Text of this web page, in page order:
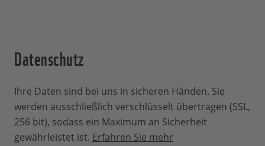
endet?
Sollte eine Patenschaft und unsere damit
verbundene Arbeit vor Ort erfolgreich
abgeschlossen werden, informieren wir
Sie darüber selbstverständlich.
Datenschutz
Ihre Daten sind bei uns in sicheren Händen. Sie
werden ausschließlich verschlüsselt übertragen (SSL,
256 bit), sodass ein Maximum an Sicherheit
gewährleistet ist. Erfahren Sie mehr